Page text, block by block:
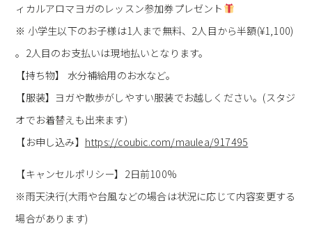
ィカルアロマヨガのレッスン参加券プレゼント
※ 小学生以下のお子様は1人まで無料、2人目から半額(¥1,100)
。2人目のお支払いは現地払いとなります。
【持ち物】 水分補給用のお水など。
【服装】ヨガや散歩がしやすい服装でお越しください。(スタジ
オでお着替えも出来ます)
【お申し込み】 https://coubic.com/maulea/917495
【キャンセルポリシー】2日前100%
※雨天決行(大雨や台風などの場合は状況に応じて内容変更する
場合があります)